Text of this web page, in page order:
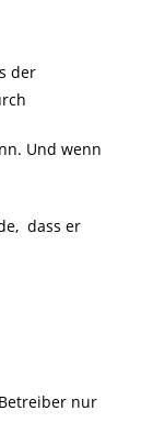
der
Und wenn
dass er
nur